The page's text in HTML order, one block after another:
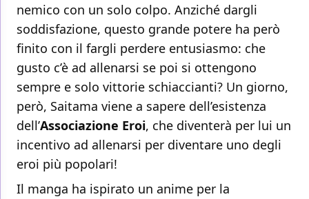
nemico con un solo colpo. Anziché dargli
soddisfazione, questo grande potere ha però
finito con il fargli perdere entusiasmo: che
gusto c’è ad allenarsi se poi si ottengono
sempre e solo vittorie schiaccianti? Un giorno,
però, Saitama viene a sapere dell’esistenza
dell’Associazione Eroi, che diventerà per lui un
incentivo ad allenarsi per diventare uno degli
eroi più popolari!
Il manga ha ispirato un anime per la